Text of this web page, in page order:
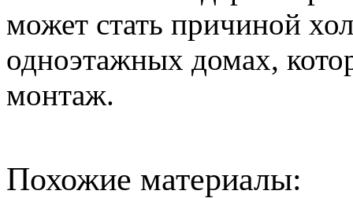
может стать причиной
одноэтажных домах,
монтаж.
Похожие материалы: